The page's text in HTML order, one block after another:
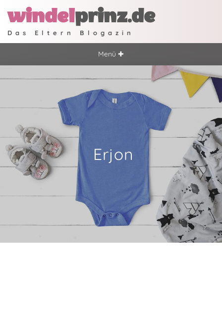
windelprinz.de
Das Eltern Blogazin
Menü ✚
Erjon